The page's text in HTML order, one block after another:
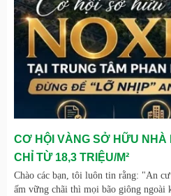
CƠ HỘI VÀNG SỞ HỮU
CHỈ TỪ 18,3 TRIỆU/M²
Chào các bạn, tôi luôn tin rằng: "An
ấm vững chãi thì mọi bão giông ngoài